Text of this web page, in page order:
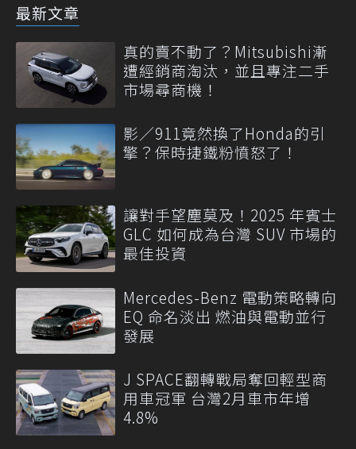
最新文章
真的賣不動了？Mitsubishi漸
遭經銷商淘汰，並且專注二手
市場尋商機！
影／911竟然換了Honda的引
擎？保時捷鐵粉憤怒了！
讓對手望塵莫及！2025 年賓士
GLC 如何成為台灣 SUV 市場的
最佳投資
Mercedes-Benz 電動策略轉向
EQ 命名淡出 燃油與電動並行
發展
J SPACE翻轉戰局奪回輕型商
用車冠軍 台灣2月車市年增
4.8%